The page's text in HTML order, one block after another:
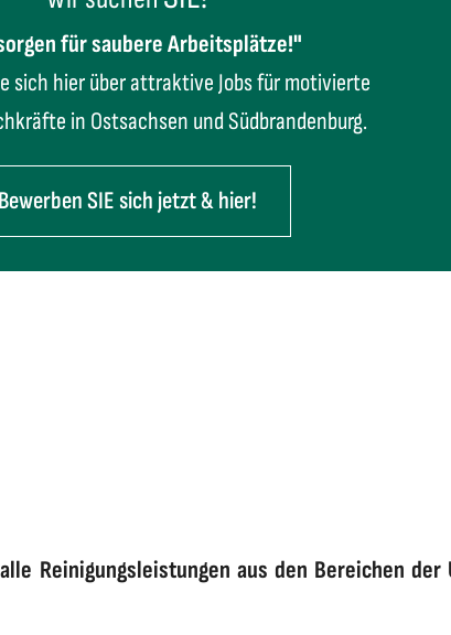
für saubere Arbeitsplätze!"
sich hier über attraktive Jobs für motivierte
in Ostsachsen und Südbrandenburg.
Bewerben SIE sich jetzt & hier!
Reinigungsleistungen aus den Bereichen